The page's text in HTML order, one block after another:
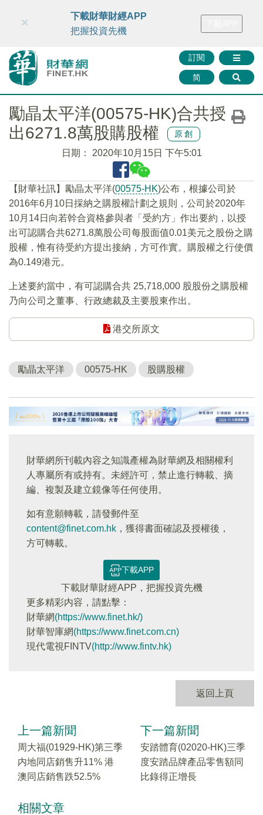
財華智庫網 FINTV FINMETA 財華證券 媒體矩陣
訂閱
简
×
下載財華財經APP
把握投資先機
勵晶太平洋(00575-HK)合共授
出6271.8萬股購股權
原創
日期： 2020年10月15日 下午5:01
【財華社訊】勵晶太平洋(00575-HK)公布，根據公司於
2016年6月10日採納之購股權計劃之規則，公司於2020年
10月14日向若幹合資格參與者「受約方」作出要約，以授
出可認購合共6271.8萬股公司每股面值0.01美元之股份之購
股權，惟有待受約方提出接納，方可作實。購股權之行使價
為0.149港元。
上述要約當中，有可認購合共 25,718,000 股股份之購股權
乃向公司之董事、行政總裁及主要股東作出。
港交所原文
勵晶太平洋 00575-HK 股購股權
財華網所刊載內容之知識產權為財華網及相關權利
人專屬所有或持有。未經許可，禁止進行轉載、摘
編、複製及建立鏡像等任何使用。
如有意願轉載，請發郵件至
content@finet.com.hk ，獲得書面確認及授權後，
方可轉載。
下載APP
下載財華財經APP，把握投資先機
更多精彩内容，請點擊：
財華網(https://www.finet.hk/)
財華智庫網(https://www.finet.com.cn)
現代電視FINTV(http://www.fintv.hk)
返回上頁
上一篇新聞
周大福(01929-HK)第三季
内地同店銷售升11% 港
澳同店銷售跌52.5%
下一篇新聞
安踏體育(02020-HK)三季
度安踏品牌產品零售額同
比錄得正增長
相關文章